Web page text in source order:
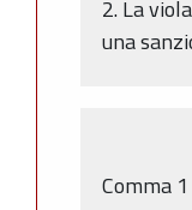
2. La
una
Comma 1